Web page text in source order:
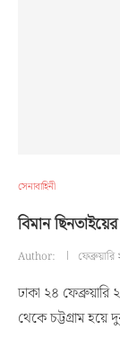
সেনাবাহিনী
বিমান
Author:
ঢাকা ২৪
থেকে চট্টগ্রাম হয়ে